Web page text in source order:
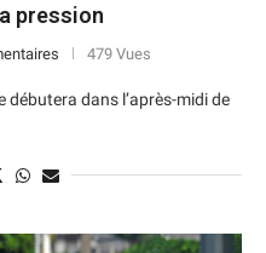
pression
479 Vues
débutera dans l’après-midi de